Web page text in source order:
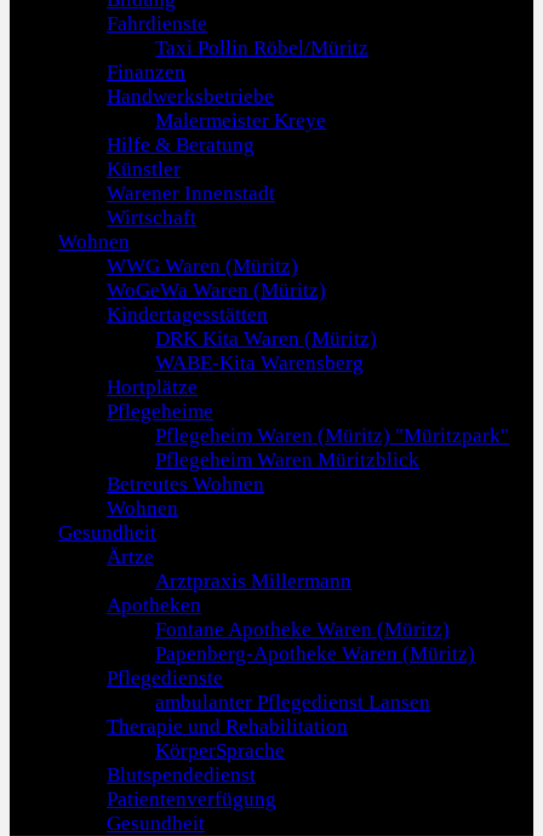
Fahrdienste
Taxi Pollin Röbel/Müritz
Finanzen
Handwerksbetriebe
Malermeister Kreye
Hilfe & Beratung
Künstler
Warener Innenstadt
Wirtschaft
Wohnen
WWG Waren (Müritz)
WoGeWa Waren (Müritz)
Kindertagesstätten
DRK Kita Waren (Müritz)
WABE-Kita Warensberg
Hortplätze
Pflegeheime
Pflegeheim Waren (Müritz) "Müritzpark"
Pflegeheim Waren Müritzblick
Betreutes Wohnen
Wohnen
Gesundheit
Ärtze
Arztpraxis Millermann
Apotheken
Fontane Apotheke Waren (Müritz)
Papenberg-Apotheke Waren (Müritz)
Pflegedienste
ambulanter Pflegedienst Lansen
Therapie und Rehabilitation
KörperSprache
Blutspendedienst
Patientenverfügung
Gesundheit